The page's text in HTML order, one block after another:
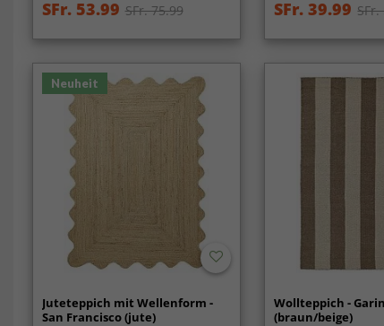
SFr. 53.99 SFr. 75.99 SFr. 39.99 SFr.
Neuheit
Juteteppich mit Wellenform -
San Francisco (jute)
Wollteppich -
(braun/beige)